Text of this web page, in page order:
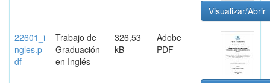
Visualizar/Abrir
22601_i
ngles.p
df
Trabajo de
Graduación
en Inglés
326,53
kB
Adobe
PDF